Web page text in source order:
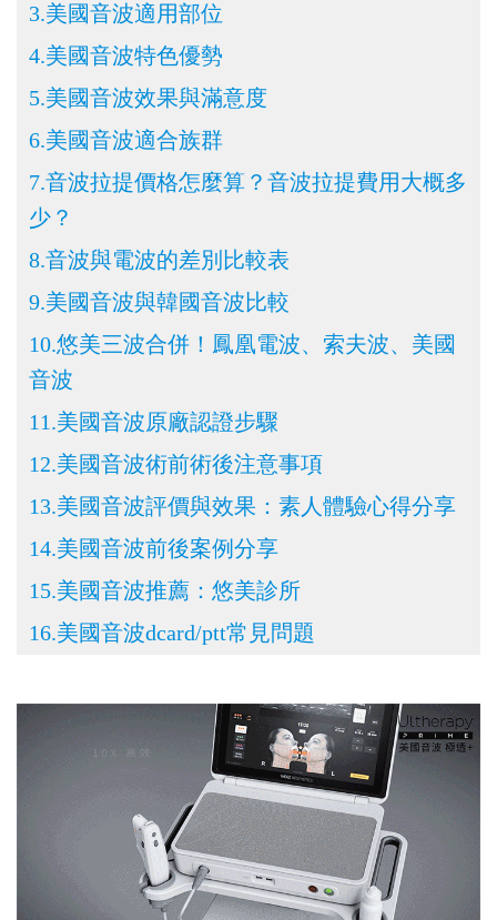
3.美國音波適用部位
4.美國音波特色優勢
5.美國音波效果與滿意度
6.美國音波適合族群
7.音波拉提價格怎麼算？音波拉提費用大概多
少？
8.音波與電波的差別比較表
9.美國音波與韓國音波比較
10.悠美三波合併！鳳凰電波、索夫波、美國
音波
11.美國音波原廠認證步驟
12.美國音波術前術後注意事項
13.美國音波評價與效果：素人體驗心得分享
14.美國音波前後案例分享
15.美國音波推薦：悠美診所
16.美國音波dcard/ptt常見問題